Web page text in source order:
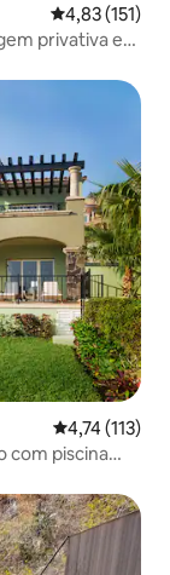
4,83 de uma
4,83 (151)
privativa e
4,74 de uma
4,74 (113)
com piscina